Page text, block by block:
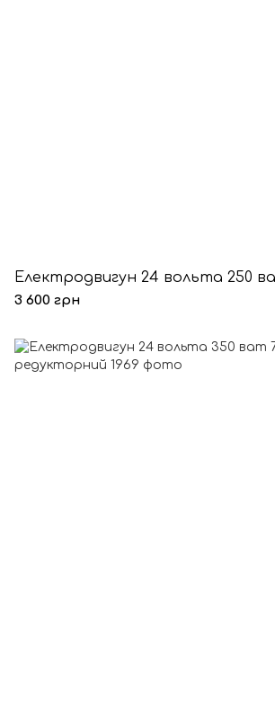
3 600 грн